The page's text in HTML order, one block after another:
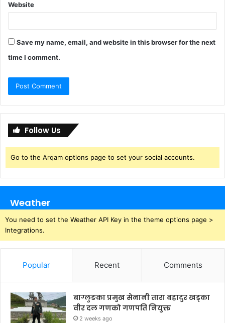
Website
Save my name, email, and website in this browser for the next
time I comment.
Follow Us
Go to the Arqam options page to set your social accounts.
Weather
You need to set the Weather API Key in the theme options page >
Integrations.
Popular Recent Comments
बाग्लुङका प्रमुख सेनानी तारा बहादुर खड्का
वीर दल गणको गणपति नियुक्त
2 weeks ago